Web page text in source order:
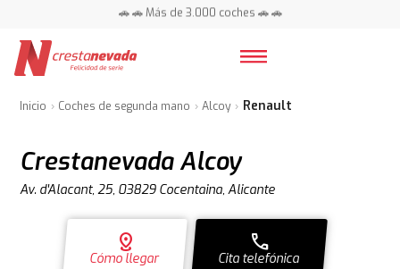
📍 Centros en toda España ⭐
📍 Centros en toda España ⭐
Inicio Coches de segunda mano Alcoy Renault
Crestanevada Alcoy
Av. d'Alacant, 25, 03829 Cocentaina, Alicante
distance
Cómo llegar
call
Cita telefónica